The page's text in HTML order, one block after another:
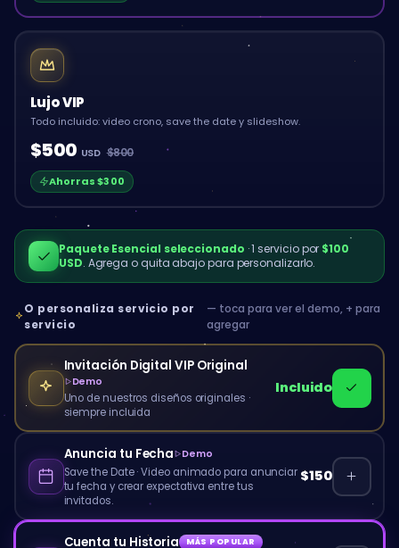
Lujo VIP
Todo incluido: video crono, save the date y slideshow.
$500 USD $800
Ahorras$300
PaqueteEsencial seleccionado ·1 serviciopor $100
USD. Agrega o quita abajo para personalizarlo.
O personaliza servicio por
servicio
— toca para ver el demo, + para
agregar
Invitación Digital VIP Original
Demo
Uno de nuestros diseños originales ·
siempre incluida
Incluido
Anuncia tu Fecha Demo
Save the Date·Video animado para anunciar
tu fecha y crear expectativa entre tus
invitados.
$150
Cuenta tu Historia MÁS POPULAR